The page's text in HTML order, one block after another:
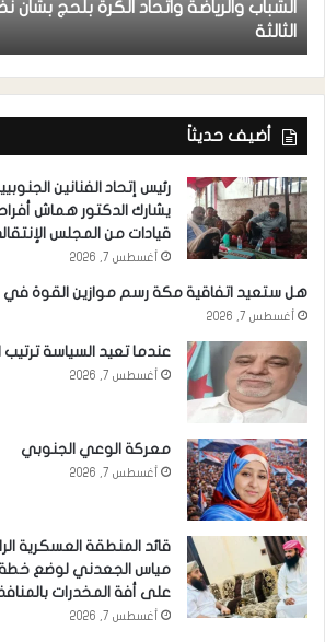
الشباب والرياضة واتحاد الكرة بلحج بشأن
الثالثة
أضيف حديثاً
رئيس إتحاد الفنانين
يشارك الدكتور هماش
قيادات من المجلس
أغسطس 7, 2026
هل ستعيد اتفاقية مكة رسم موازين القوة في
أغسطس 7, 2026
عندما تعيد السياسة ترتيب
أغسطس 7, 2026
معركة الوعي الجنوبي
أغسطس 7, 2026
قائد المنطقة العسكرية
مياس الجعدني لوضع
على أفة المخدرات بالمنافذ
أغسطس 7, 2026